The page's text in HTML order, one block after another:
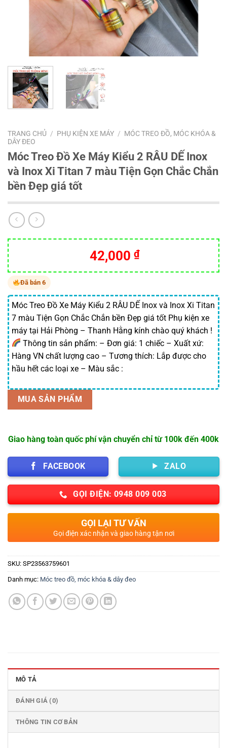
TRANG CHỦ / PHỤ KIỆN XE MÁY / MÓC TREO ĐỒ, MÓC KHÓA &
DÂY ĐEO
Móc Treo Đồ Xe Máy Kiểu 2 RÂU DẾ Inox
và Inox Xi Titan 7 màu Tiện Gọn Chắc Chắn
bền Đẹp giá tốt
42,000 ₫
Đã bán 6
Móc Treo Đồ Xe Máy Kiểu 2 RÂU DẾ Inox và Inox Xi Titan
7 màu Tiện Gọn Chắc Chắn bền Đẹp giá tốt Phụ kiện xe
máy tại Hải Phòng – Thanh Hằng kính chào quý khách !
Thông tin sản phẩm: – Đơn giá: 1 chiếc – Xuất xứ:
Hàng VN chất lượng cao – Tương thích: Lắp được cho
hầu hết các loại xe – Màu sắc :
MUA SẢN PHẨM
Giao hàng toàn quốc phí vận chuyển chỉ từ 100k đến 400k
FACEBOOK ZALO
GỌI ĐIỆN: 0948 009 003
GỌI LẠI TƯ VẤN
Gọi điện xác nhận và giao hàng tận nơi
SKU: SP23563759601
Danh mục: Móc treo đồ, móc khóa & dây đeo
MÔ TẢ
ĐÁNH GIÁ (0)
THÔNG TIN CƠ BẢN